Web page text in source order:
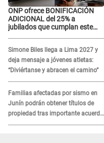
ONP ofrece BONIFICACIÓN
ADICIONAL del 25% a
jubilados que cumplan este
Simone Biles llega a Lima 2027 y
deja mensaje a jóvenes atletas:
“Diviértanse y abracen el camino”
Familias afectadas por sismo en
Junín podrán obtener títulos de
propiedad tras importante acuerdo
de Cofopri